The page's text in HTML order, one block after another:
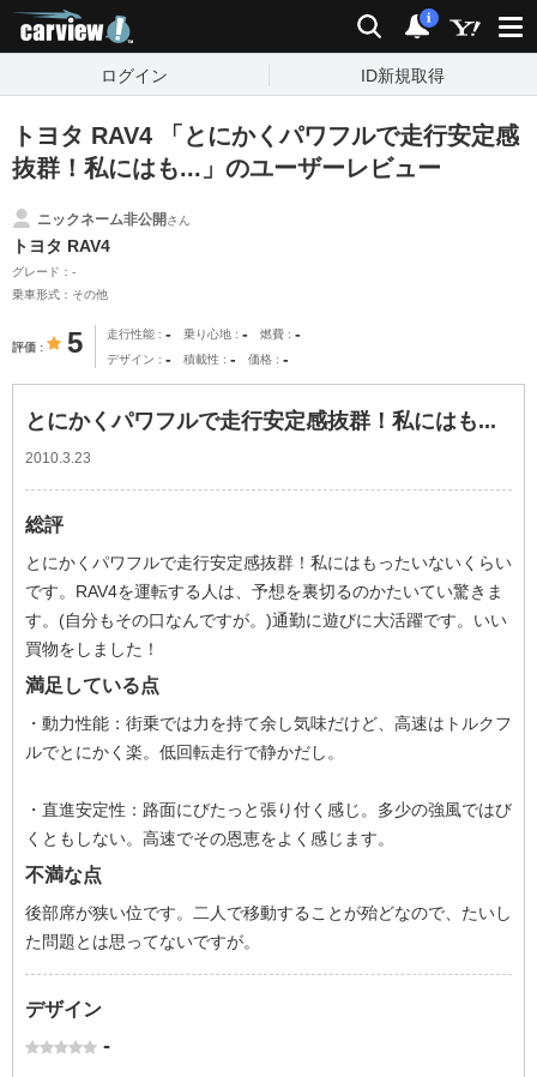
検索 通知
i
ログイン ID新規取得
トヨタ RAV4 「とにかくパワフルで走行安定感
抜群！私にはも...」のユーザーレビュー
ニックネーム非公開さん
トヨタ RAV4
グレード：-
乗車形式：その他
評価 5 走行性能 - 乗り心地 - 燃費 -
デザイン - 積載性 - 価格 -
とにかくパワフルで走行安定感抜群！私にはも...
2010.3.23
総評
とにかくパワフルで走行安定感抜群！私にはもったいないくらい
です。RAV4を運転する人は、予想を裏切るのかたいてい驚きま
す。(自分もその口なんですが。)通勤に遊びに大活躍です。いい
買物をしました！
満足している点
・動力性能：街乗では力を持て余し気味だけど、高速はトルクフ
ルでとにかく楽。低回転走行で静かだし。
・直進安定性：路面にびたっと張り付く感じ。多少の強風ではび
くともしない。高速でその恩恵をよく感じます。
不満な点
後部席が狭い位です。二人で移動することが殆どなので、たいし
た問題とは思ってないですが。
デザイン
-